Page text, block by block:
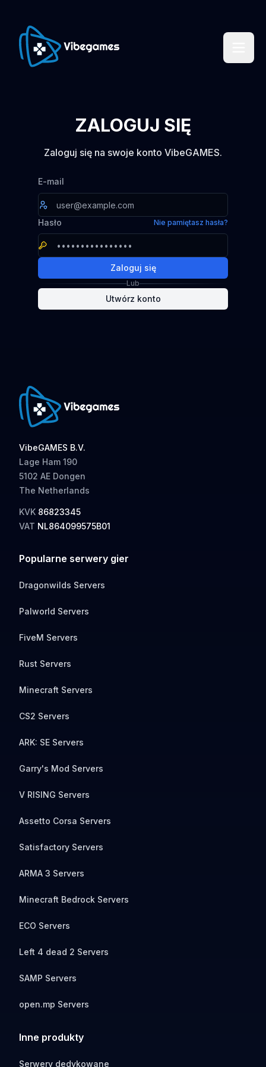
ZALOGUJ SIĘ
Zaloguj się na swoje konto VibeGAMES.
E-mail
Hasło Nie pamiętasz hasła?
Zaloguj się
Lub
Utwórz konto
VibeGAMES B.V.
Lage Ham 190
5102 AE Dongen
The Netherlands
KVK 86823345
VAT NL864099575B01
Popularne serwery gier
Dragonwilds Servers
Palworld Servers
FiveM Servers
Rust Servers
Minecraft Servers
CS2 Servers
ARK: SE Servers
Garry's Mod Servers
V RISING Servers
Assetto Corsa Servers
Satisfactory Servers
ARMA 3 Servers
Minecraft Bedrock Servers
ECO Servers
Left 4 dead 2 Servers
SAMP Servers
open.mp Servers
Inne produkty
Serwery dedykowane